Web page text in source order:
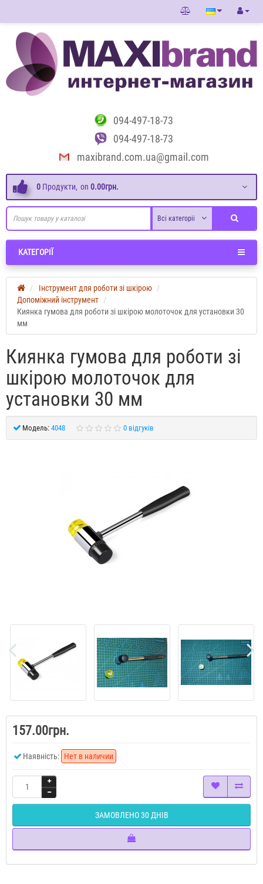
094-497-18-73
094-497-18-73
maxibrand.com.ua@gmail.com
0 Продукти, on 0.00грн.
Всі категоріі
КАТЕГОРІЇ
Інструмент для роботи зі шкірою
Допоміжний інструмент
Киянка гумова для роботи зі шкірою молоточок для установки 30
мм
Киянка гумова для роботи зі
шкірою молоточок для
установки 30 мм
Модель: 4048 0 відгуків
157.00грн.
Наявність: Нет в наличии
ЗАМОВЛЕНО 30 ДНІВ